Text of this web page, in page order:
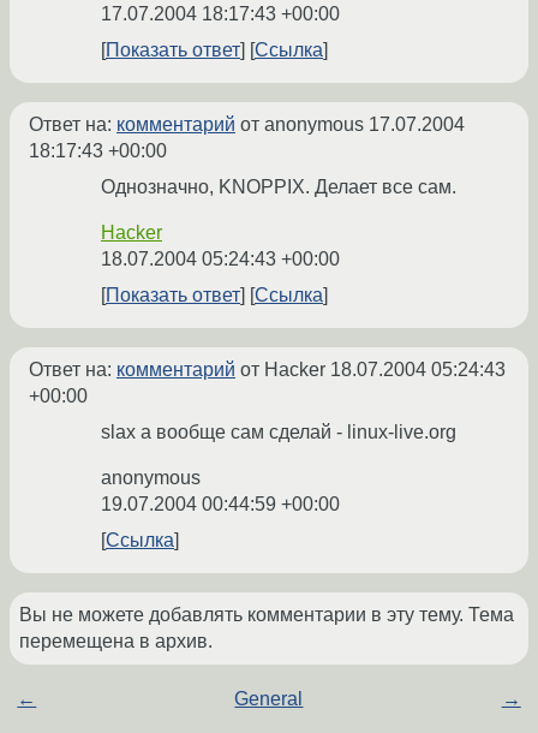
17.07.2004 18:17:43 +00:00
Показать ответ
Ссылка
Ответ на: комментарий от anonymous 17.07.2004
18:17:43 +00:00
Однозначно, KNOPPIX. Делает все сам.
Hacker
18.07.2004 05:24:43 +00:00
Показать ответ
Ссылка
Ответ на: комментарий от Hacker 18.07.2004 05:24:43
+00:00
slax а вообще сам сделай - linux-live.org
anonymous
19.07.2004 00:44:59 +00:00
Ссылка
Вы не можете добавлять комментарии в эту тему. Тема
перемещена в архив.
← General →